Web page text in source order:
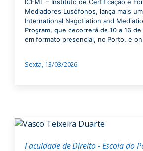
ICFML – Instituto de Certificação e
Mediadores Lusófonos, lança mais
International Negotiation and
Program, que decorrerá de 10 a 16
em formato presencial, no Porto, e
Sexta, 13/03/2026
Faculdade de Direito - Escola do